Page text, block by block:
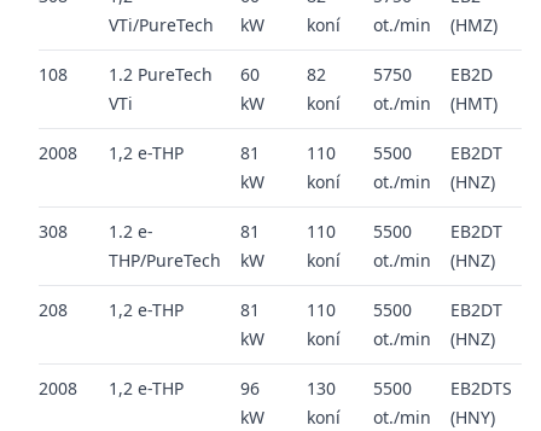
VTi/PureTech
kW
koní
ot./min
(HMZ)
108
1.2 PureTech
VTi
60
kW
82
koní
5750
ot./min
EB2D
(HMT)
2008 1,2 e-THP
81
kW
110
koní
5500
ot./min
EB2DT
(HNZ)
308
1.2 e-
THP/PureTech
81
kW
110
koní
5500
ot./min
EB2DT
(HNZ)
208 1,2 e-THP
81
kW
110
koní
5500
ot./min
EB2DT
(HNZ)
2008 1,2 e-THP
96
kW
130
koní
5500
ot./min
EB2DTS
(HNY)